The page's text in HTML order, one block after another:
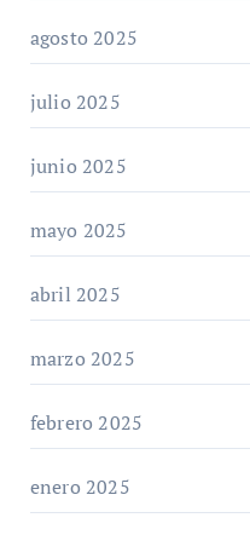
agosto 2025
julio 2025
junio 2025
mayo 2025
abril 2025
marzo 2025
febrero 2025
enero 2025